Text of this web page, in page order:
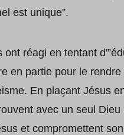
est unique”.
ont réagi en tentant
en partie pour le
En plaçant Jésus
avec un seul
et compromettent